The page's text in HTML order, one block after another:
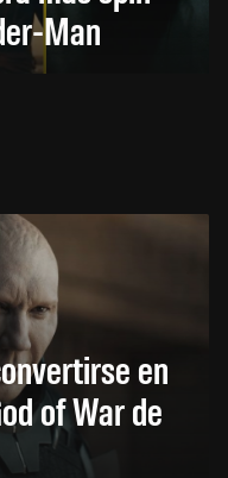
Man
en
of War de